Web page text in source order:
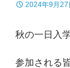
2024年9月27
秋の一日入
参加される